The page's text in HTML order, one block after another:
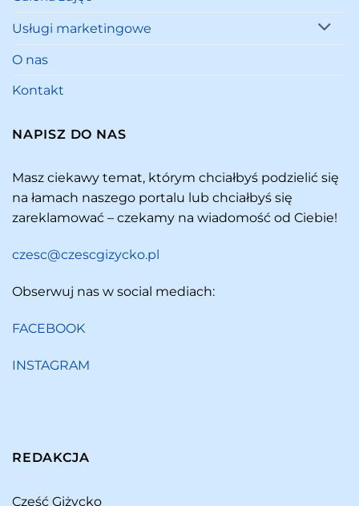
Usługi marketingowe
O nas
Kontakt
NAPISZ DO NAS
Masz ciekawy temat, którym chciałbyś podzielić się
na łamach naszego portalu lub chciałbyś się
zareklamować – czekamy na wiadomość od Ciebie!
czesc@czescgizycko.pl
Obserwuj nas w social mediach:
FACEBOOK
INSTAGRAM
REDAKCJA
Cześć Giżycko